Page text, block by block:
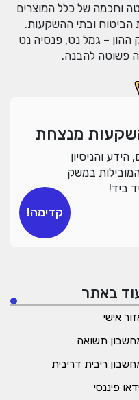
וחכמה של כלל המוצרים
הביטוח ובתי ההשקעות.
ההון – גמל נט, פנסיה נט
פשוטה להבנה.
מנצחת
והניסיון
במשק
ביד!
קדימה!
באתר
אישי
תשואה
ריבית דריבית
פיננסי